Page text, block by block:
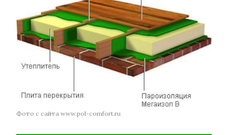
Фото с сайта www.pol-comfort.ru